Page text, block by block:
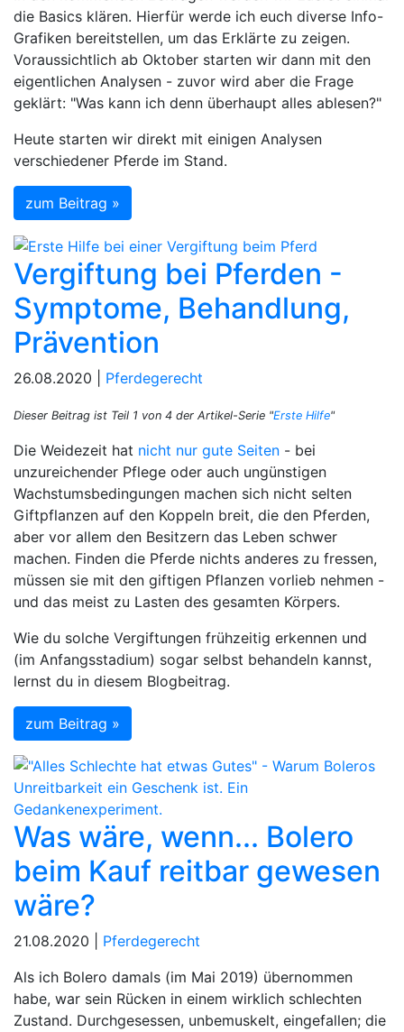
die Basics klären. Hierfür werde ich euch diverse Info-
Grafiken bereitstellen, um das Erklärte zu zeigen.
Voraussichtlich ab Oktober starten wir dann mit den
eigentlichen Analysen - zuvor wird aber die Frage
geklärt: "Was kann ich denn überhaupt alles ablesen?"
Heute starten wir direkt mit einigen Analysen
verschiedener Pferde im Stand.
zum Beitrag »
Vergiftung bei Pferden -
Symptome, Behandlung,
Prävention
26.08.2020 | Pferdegerecht
Dieser Beitrag ist Teil 1 von 4 der Artikel-Serie "Erste Hilfe"
Die Weidezeit hat nicht nur gute Seiten - bei
unzureichender Pflege oder auch ungünstigen
Wachstumsbedingungen machen sich nicht selten
Giftpflanzen auf den Koppeln breit, die den Pferden,
aber vor allem den Besitzern das Leben schwer
machen. Finden die Pferde nichts anderes zu fressen,
müssen sie mit den giftigen Pflanzen vorlieb nehmen -
und das meist zu Lasten des gesamten Körpers.
Wie du solche Vergiftungen frühzeitig erkennen und
(im Anfangsstadium) sogar selbst behandeln kannst,
lernst du in diesem Blogbeitrag.
zum Beitrag »
Was wäre, wenn... Bolero
beim Kauf reitbar gewesen
wäre?
21.08.2020 | Pferdegerecht
Als ich Bolero damals (im Mai 2019) übernommen
habe, war sein Rücken in einem wirklich schlechten
Zustand. Durchgesessen, unbemuskelt, eingefallen; die